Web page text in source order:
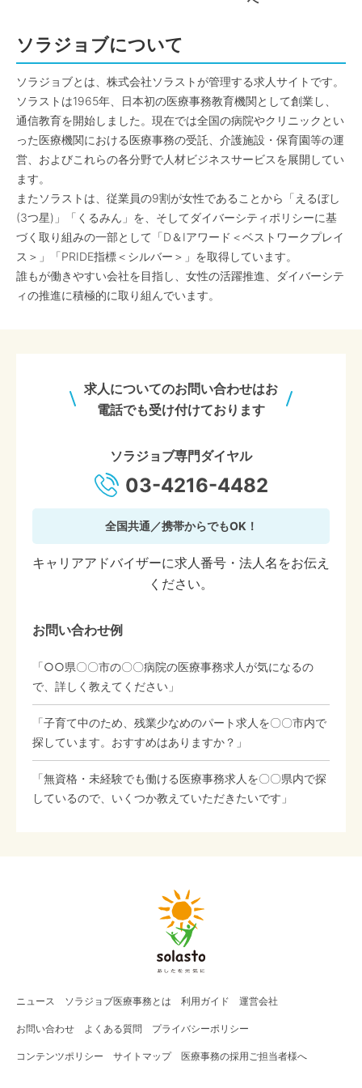
ソラジョブについて
ソラジョブとは、株式会社ソラストが管理する求人サイトです。
ソラストは1965年、日本初の医療事務教育機関として創業し、
通信教育を開始しました。現在では全国の病院やクリニックとい
った医療機関における医療事務の受託、介護施設・保育園等の運
営、およびこれらの各分野で人材ビジネスサービスを展開してい
ます。
またソラストは、従業員の9割が女性であることから「えるぼし
(3つ星)」「くるみん」を、そしてダイバーシティポリシーに基
づく取り組みの一部として「D＆Iアワード＜ベストワークプレイ
ス＞」「PRIDE指標＜シルバー＞」を取得しています。
誰もが働きやすい会社を目指し、女性の活躍推進、ダイバーシテ
ィの推進に積極的に取り組んでいます。
求人についてのお問い合わせはお
電話でも受け付けております
ソラジョブ専門ダイヤル
03-4216-4482
全国共通／携帯からでもOK！
キャリアアドバイザーに求人番号・法人名をお伝え
ください。
お問い合わせ例
「○○県〇〇市の〇〇病院の医療事務求人が気になるの
で、詳しく教えてください」
「子育て中のため、残業少なめのパート求人を〇〇市内で
探しています。おすすめはありますか？」
「無資格・未経験でも働ける医療事務求人を〇〇県内で探
しているので、いくつか教えていただきたいです」
ニュース ソラジョブ医療事務 とは 利用ガイド 運営会社
お問い合わせ よくある質問 プライバシーポリシー
コンテンツポリシー サイトマップ 医療事務の採用ご担当者様へ